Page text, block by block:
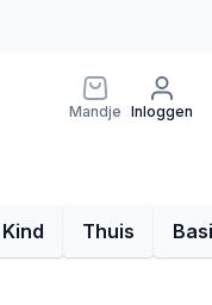
Mandje Inloggen
Kind Thuis